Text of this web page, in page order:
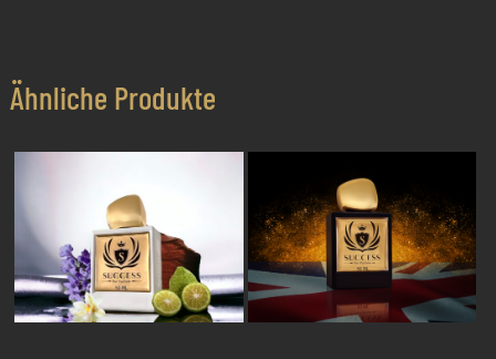
Ähnliche Produkte